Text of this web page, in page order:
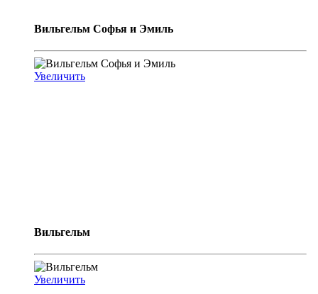
Вильгельм Софья и Эмиль
Увеличить
Вильгельм
Увеличить